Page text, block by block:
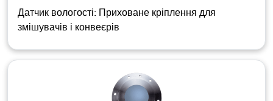
Датчик вологості: Приховане кріплення для
змішувачів і конвеєрів